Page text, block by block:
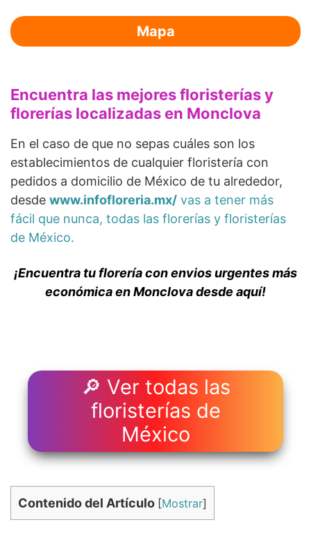
Mapa
Encuentra las mejores floristerías y
florerías localizadas en Monclova
En el caso de que no sepas cuáles son los
establecimientos de cualquier floristería con
pedidos a domicilio de México de tu alrededor,
desde www.infofloreria.mx/ vas a tener más
fácil que nunca, todas las florerías y floristerías
de México.
¡Encuentra tu florería con envios urgentes más
económica en Monclova desde aquí!
🔎 Ver todas las
floristerías de
México
Contenido del Artículo [Mostrar]